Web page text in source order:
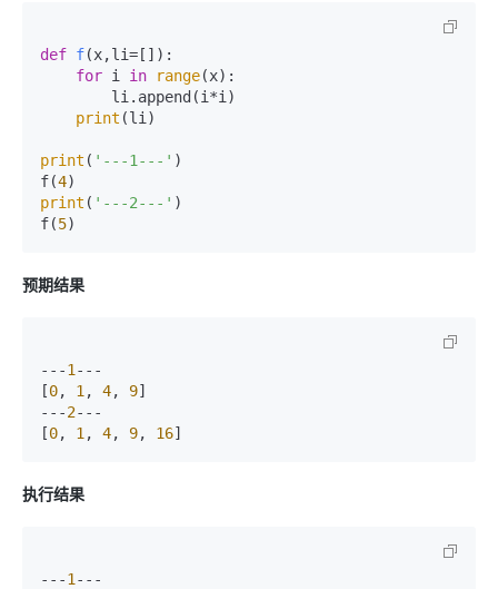
def f(x,li=[] ):
for i in range(x):
print (li)
print ( '---1---' )
f(4
print ( '---2---' )
f(5)
预期结果
---1 ---
[0, 1 , 4, 9]
---2---
[0, 1 , 4, 9, 16]
执行结果
---1 ---